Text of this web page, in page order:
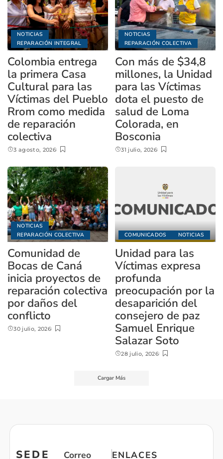
NOTICIAS
REPARACIÓN INTEGRAL
Colombia entrega
la primera Casa
Cultural para las
Víctimas del Pueblo
Rrom como medida
de reparación
colectiva
3 agosto, 2026
NOTICIAS
REPARACIÓN COLECTIVA
Con más de $34,8
millones, la Unidad
para las Víctimas
dota el puesto de
salud de Loma
Colorada, en
Bosconia
31 julio, 2026
NOTICIAS
REPARACIÓN COLECTIVA
Comunidad de
Bocas de Caná
inicia proyectos de
reparación colectiva
por daños del
conflicto
30 julio, 2026
COMUNICADOS NOTICIAS
Unidad para las
Víctimas expresa
profunda
preocupación por la
desaparición del
consejero de paz
Samuel Enrique
Salazar Soto
28 julio, 2026
Cargar Más
SEDE
Correo
ENLACES